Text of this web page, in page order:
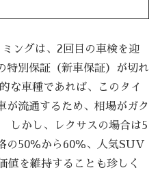
ングは、2回目の車検を迎
特別保証（新車保証）が切れ
な車種であれば、このタイ
が流通するため、相場がガク
しかし、レクサスの場合は5
の50％から60％、人気SUV
値を維持することも珍しく